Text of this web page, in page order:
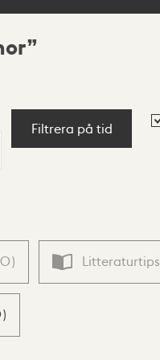
Filtrera på tid
0) Litteraturtips
)